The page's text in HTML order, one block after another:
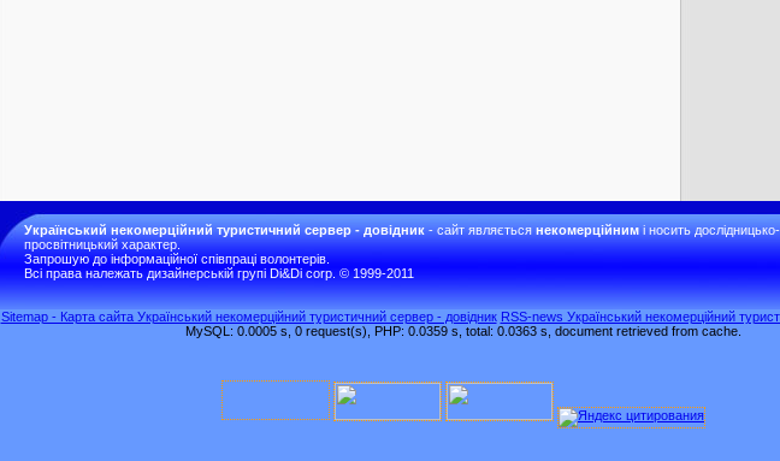
Український некомерційний туристичний сервер - довідник- сайт являєтьсянекомерційнимі носить дослідницько-
просвітницький характер.
Запрошую до інформаційної співпраці волонтерів.
Всі права належать дизайнерській групі Di&Di corp. © 1999-2011
Sitemap - Карта сайта Український некомерційний туристичний сервер - довідник RSS-news Український некомерційний
MySQL: 0.0005 s, 0 request(s), PHP: 0.0359 s, total: 0.0363 s, document retrieved from cache.